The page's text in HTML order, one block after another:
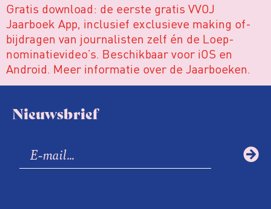
Gratis download: de eerste gratis VVOJ
Jaarboek App, inclusief exclusieve making of-
bijdragen van journalisten zelf én de Loep-
nominatievideo’s. Beschikbaar voor iOS en
Android. Meer informatie over de Jaarboeken.
Nieuwsbrief